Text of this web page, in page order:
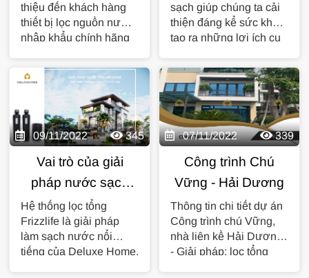
tốt không ?
thiệu đến khách hàng
thiết bị lọc nguồn nước
nhập khẩu chính hãng
mạnh, an toàn
hơn?
sạch giúp chúng ta cải
thiện đáng kể sức khỏe
tạo ra những lợi ích cụ
09/11/2022 345
Vai trò của giải
pháp nước sạch
lọc tổng Frizzlife đối
với da và tóc
Hệ thống lọc tổng
Frizzlife là giải pháp
làm sạch nước nổi
tiếng của Deluxe Home.
07/11/2022 339
Công trình Chú
Vững - Hải Dương
Thông tin chi tiết dự án
Công trình chú Vững,
nhà liên kề Hải Dương:
- Giải pháp: lọc tổng